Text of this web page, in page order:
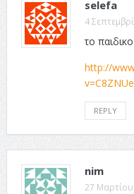
selefa
4
το
http://
REPLY
nim
27